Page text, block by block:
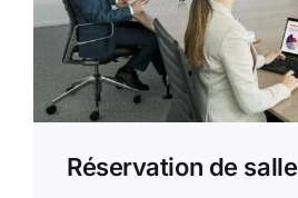
Réservation de salle